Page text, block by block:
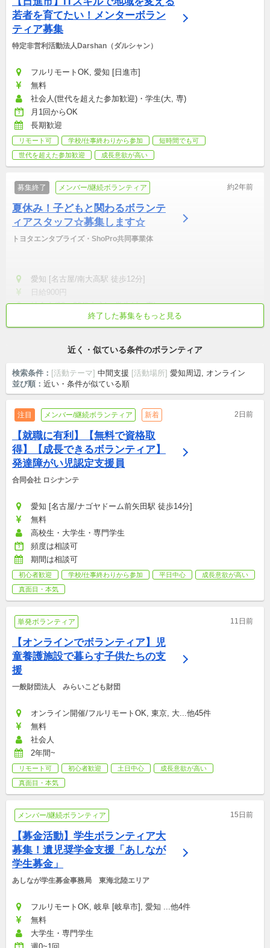
若者を育てたい！メンターボラン
ティア募集
特定非営利活動法人Darshan（ダルシャン）
フルリモートOK, 愛知 [日進市]
無料
社会人(世代を超えた参加歓迎)・学生(大, 専)
月1回からOK
長期歓迎
リモート可 学校/仕事終わりから参加
短時間でも可
世代を超えた参加歓迎
成長意欲が高い
募集終了 メンバー/継続ボランティア 約2年前
夏休み！子どもと関わるボランテ
ィアスタッフ☆募集します☆
トヨタエンタプライズ・ShoPro共同事業体
愛知 [名古屋/南大高駅 徒歩12分]
日給900円
社会人(20〜30代中心)・学生(大, 専)
終了した募集をもっと見る
近く・似ている条件のボランティア
検索条件： [活動テーマ] 中間支援 [活動場所] 愛知周辺, オンライン
並び順： 近い・条件が似ている順
注目 メンバー/継続ボランティア 新着 2日前
【就職に有利】【無料で資格取
得】【成長できるボランティア】
発達障がい児認定支援員
合同会社 ロシナンテ
愛知 [名古屋/ナゴヤドーム前矢田駅 徒歩14分]
無料
高校生・大学生・専門学生
頻度は相談可
期間は相談可
初心者歓迎 学校/仕事終わりから参加 平日中心
成長意欲が高い
真面目・本気
単発ボランティア 11日前
【オンラインでボランティア】児
童養護施設で暮らす子供たちの支
援
一般財団法人　みらいこども財団
オンライン開催/フルリモートOK, 東京, 大...他45件
無料
社会人
2年間~
リモート可 初心者歓迎 土日中心
成長意欲が高い
真面目・本気
メンバー/継続ボランティア 15日前
【募金活動】学生ボランティア大
募集！遺児奨学金支援「あしなが
学生募金」
あしなが学生募金事務局　東海北陸エリア
フルリモートOK, 岐阜 [岐阜市], 愛知 ...他4件
無料
大学生・専門学生
週0~1回